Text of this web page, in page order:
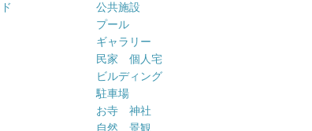
公共施設
プール
ギャラリー
民家 個人宅
ビルディング
駐車場
お寺 神社
自然 景観